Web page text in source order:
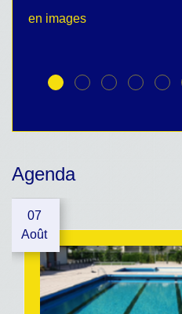
en images
Agenda
07
Août